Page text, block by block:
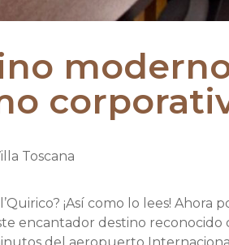
Toscana
¡Así como lo lees! Ahora
encantador destino reconocido